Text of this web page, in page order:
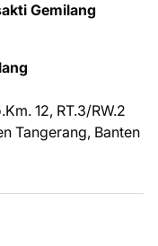
Gemilang
12, RT.3/RW.2
Tangerang, Banten